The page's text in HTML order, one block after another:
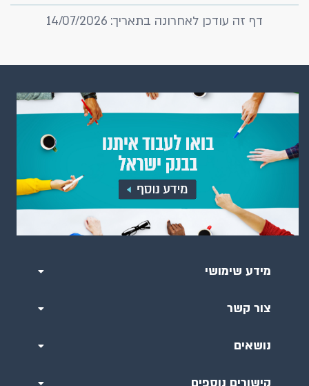
דף זה עודכן לאחרונה בתאריך: 14/07/2026
מידע שימושי
צור קשר
נושאים